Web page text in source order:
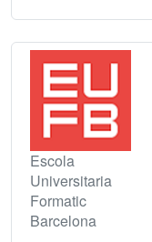
Escola
Universitaria
Formatic
Barcelona